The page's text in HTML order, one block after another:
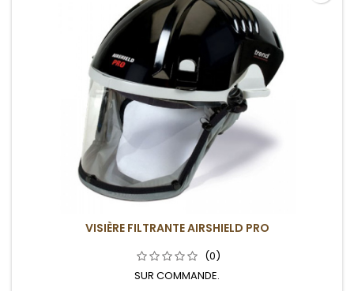
VISIÈRE FILTRANTE AIRSHIELD PRO
(0)
SUR COMMANDE.